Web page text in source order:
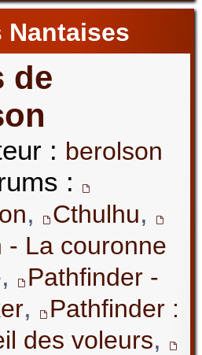
Nantaises
de
: berolson
:
, Cthulhu,
- La couronne
,
Pathfinder -
,
Pathfinder :
des voleurs,